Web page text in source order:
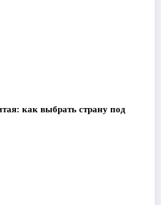
как выбрать страну под